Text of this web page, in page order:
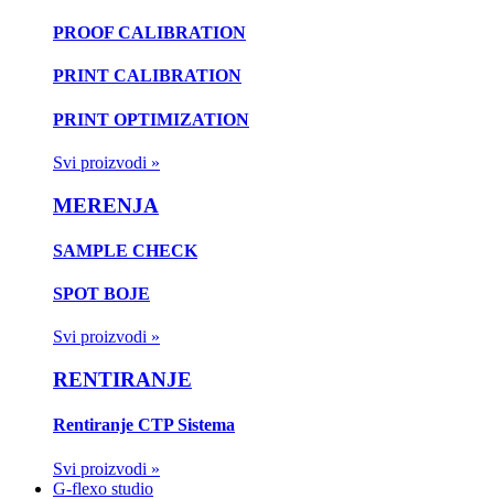
PROOF CALIBRATION
PRINT CALIBRATION
PRINT OPTIMIZATION
Svi proizvodi »
MERENJA
SAMPLE CHECK
SPOT BOJE
Svi proizvodi »
RENTIRANJE
Rentiranje CTP Sistema
Svi proizvodi »
G-flexo studio